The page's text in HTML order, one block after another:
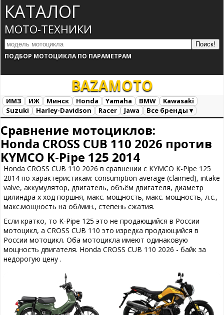
КАТАЛОГ
МОТО-ТЕХНИКИ
ПОДБОР МОТОЦИКЛА ПО ПАРАМЕТРАМ
BAZAMOTO
ИМЗ ИЖ Минск Honda Yamaha BMW
Kawasaki
Suzuki
Harley-Davidson Racer Jawa
Все бренды ▾
Сравнение мотоциклов:
Honda CROSS CUB 110 2026 против
KYMCO K-Pipe 125 2014
Honda CROSS CUB 110 2026 в сравнении с KYMCO K-Pipe 125
2014 по характеристикам: consumption average (claimed), intake
valve, аккумулятор, двигатель, объём двигателя, диаметр
цилиндра х ход поршня, макс. мощность, макс. мощность, л.с.,
макс.мощность на об/мин., степень сжатия.
Если кратко, то K-Pipe 125 это не продающийся в России
мотоцикл, а CROSS CUB 110 это изредка продающийся в
России мотоцикл. Оба мотоцикла имеют одинаковую
мощность двигателя. Honda CROSS CUB 110 2026 - байк за
недорогую цену .